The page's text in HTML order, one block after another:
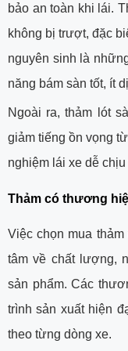
bảo an toàn khi lái.
không bị trượt, đặc
nguyên sinh là
năng bám sàn tốt, ít
Ngoài ra, thảm lót
giảm tiếng ồn vọng
nghiệm lái xe dễ
Thảm có thương
Việc chọn mua
tâm về chất lượng,
sản phẩm. Các
trình sản xuất hiện
theo từng dòng xe.